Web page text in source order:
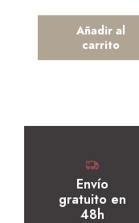
Añadir al
carrito
Envío
gratuito en
48h